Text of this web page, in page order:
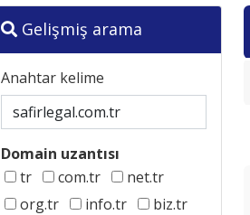
Gelişmiş arama
Anahtar kelime
Domain uzantısı
tr
com.tr
net.tr
org.tr
info.tr
biz.tr